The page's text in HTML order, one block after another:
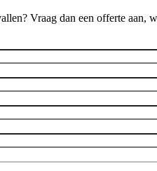
Vraag dan een offerte